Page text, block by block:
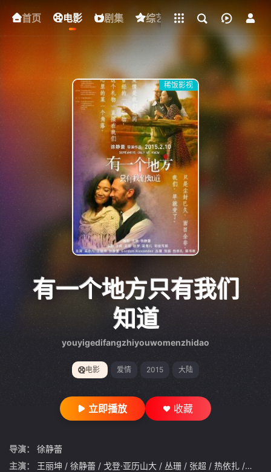
首页 电影 剧集 综艺 动漫 短剧
下载客户端
gt 0"}
稀饭影视
有一个地方只有我们
知道
youyigedifangzhiyouwomenzhidao
电影 爱情 2015 大陆
立即播放 收藏
导演：
徐静蕾
主演：
王丽坤 / 徐静蕾 / 戈登·亚历山大 / 丛珊 / 张超 / 热依扎 / 蔡书